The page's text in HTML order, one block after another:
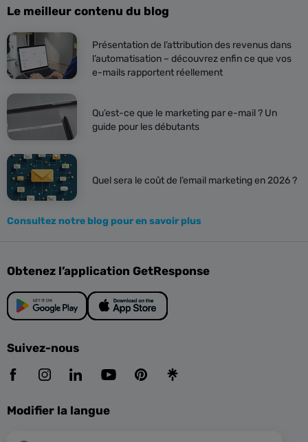
Le meilleur contenu du blog
Présentation de l’attribution des revenus dans
l’automatisation – découvrez enfin ce que vos
e-mails rapportent réellement
Qu’est-ce que le marketing par e-mail ? Un
guide pour les débutants
Quel sera le coût de l’email marketing en 2026 ?
Consultez notre blog pour en savoir plus
Obtenez l’application GetResponse
Suivez-nous
Modifier la langue